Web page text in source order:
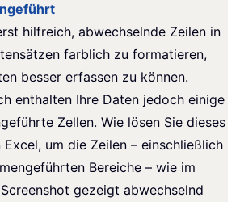
hilfreich, abwechselnde Zeilen in
farblich zu formatieren,
besser erfassen zu können.
enthalten Ihre Daten jedoch einige
Zellen. Wie lösen Sie dieses
Excel, um die Zeilen – einschließlich
Bereiche – wie im
gezeigt abwechselnd